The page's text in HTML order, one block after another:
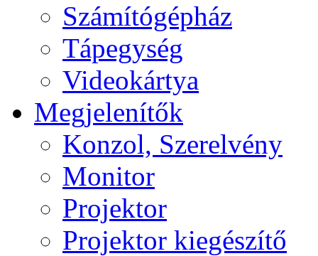
Számítógépház
Tápegység
Videokártya
Megjelenítők
Konzol, Szerelvény
Monitor
Projektor
Projektor kiegészítő